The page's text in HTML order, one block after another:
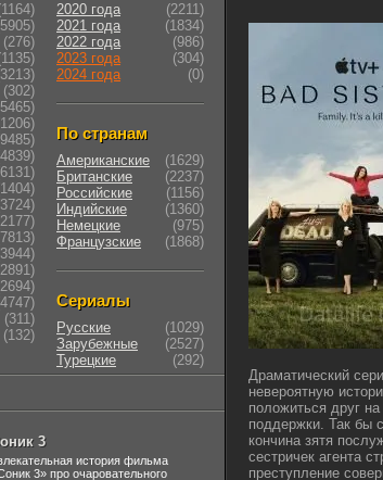
Драматический
невероятную
положиться друг
поддержки. Так бы
кончина зятя
сестричек агента
преступление
(276)
(302)
(311)
(132)
2020 года
(2211)
2021 года
(1834)
2022 года
(986)
2023 года
(304)
2024 года
(0)
По странам
Американские
(1629)
Британские
(2237)
Российские
(1156)
Индийские
(1360)
Немецкие
(975)
Французские
(1868)
Сериалы
Русские
(1029)
Зарубежные
(2527)
Турецкие
(292)
3
история фильма
3» про очаровательного